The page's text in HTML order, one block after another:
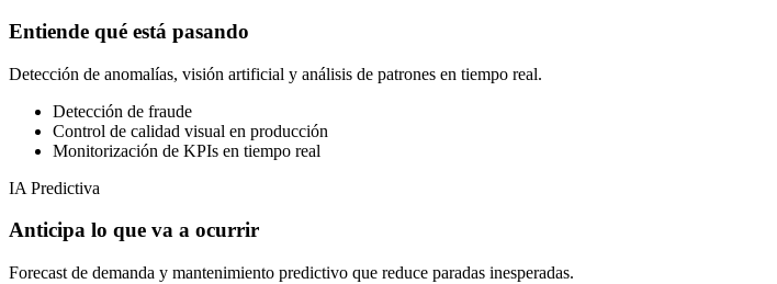
Entiende qué está pasando
Detección de anomalías, visión artificial y análisis de patrones en tiempo real.
Detección de fraude
Control de calidad visual en producción
Monitorización de KPIs en tiempo real
IA Predictiva
Anticipa lo que va a ocurrir
Forecast de demanda y mantenimiento predictivo que reduce paradas inesperadas.